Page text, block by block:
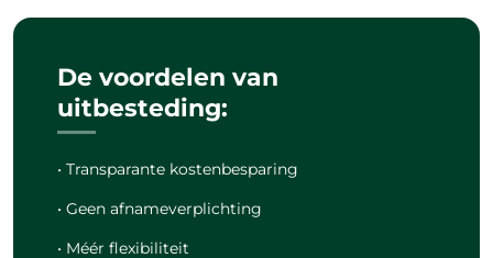
De voordelen van
uitbesteding:
• Transparante kostenbesparing
• Geen afnameverplichting
• Méér flexibiliteit